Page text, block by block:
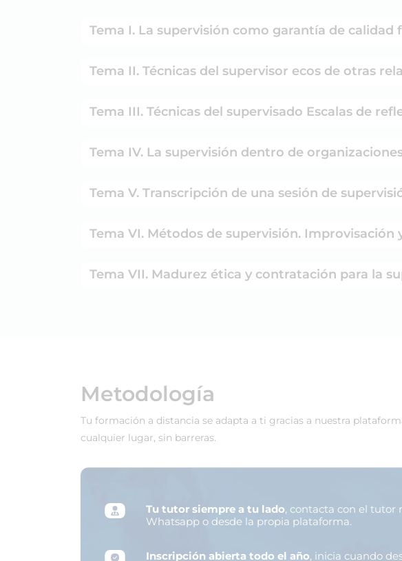
Tema I. La supervisión como garantía de calidad
Tema II. Técnicas del supervisor ecos de otras
Tema III. Técnicas del supervisado Escalas de
Tema IV. La supervisión dentro de
Tema V. Transcripción de una sesión de
Tema VI. Métodos de supervisión. Improvisación
Tema VII. Madurez ética y contratación para la
Metodología
Tu formación a distancia se adapta a ti gracias a nuestra
cualquier lugar, sin barreras.
Tu tutor siempre a tu lado, contacta con el tutor
Whatsapp o desde la propia plataforma.
Inscripción abierta todo el año, inicia cuando